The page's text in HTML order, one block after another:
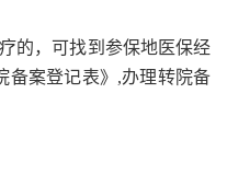
的，可找到参保地医保经
备案登记表》,办理转院备